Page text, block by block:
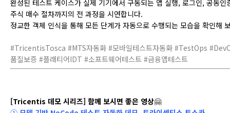
완성된 테스트 케이스가 실제 기기에서 구동되는 앱 실행, 로그인, 공동인
주식 매수 절차까지의 전 과정을 시연합니다.
정교한 객체 인식을 통해 모든 단계가 자동으로 수행되는 모습을 확인해
#TricentisTosca #MTS자동화 #모바일테스트자동화 #TestOps
품질보증 #플래티어IDT #소프트웨어테스트 #금융앱테스트
[Tricentis 데모 시리즈] 함께 보시면 좋은 영상🤗